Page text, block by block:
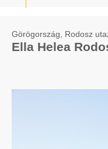
Görögország, Rodosz
Ella Helea